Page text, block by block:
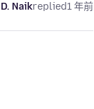
D. Naikreplied1 年前